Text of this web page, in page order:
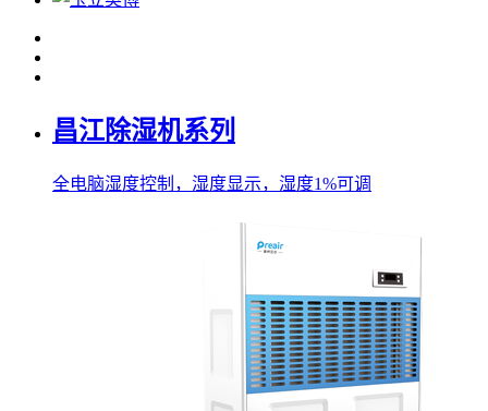
昌江除湿机系列
全电脑湿度控制，湿度显示，湿度1%可调